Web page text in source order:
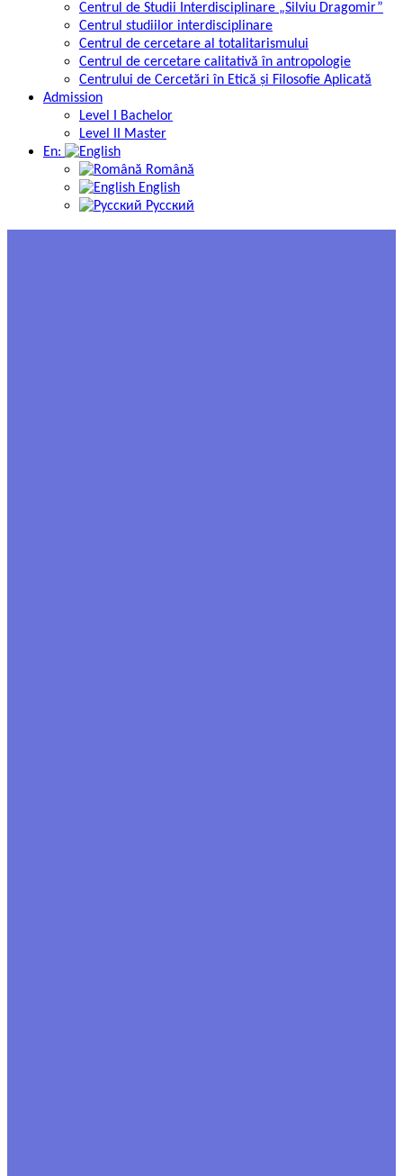
Centrul de Studii Interdisciplinare „Silviu Dragomir”
Centrul studiilor interdisciplinare
Centrul de cercetare al totalitarismului
Centrul de cercetare calitativă în antropologie
Centrului de Cercetări în Etică și Filosofie Aplicată
Admission
Level I Bachelor
Level II Master
En:
Română
English
Русский